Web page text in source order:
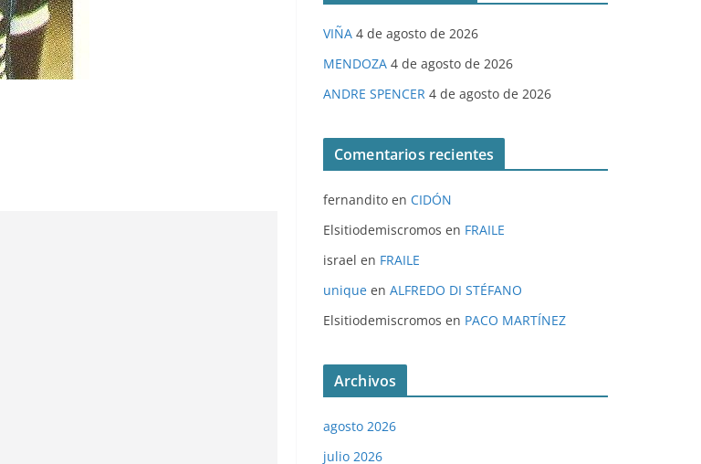
VIÑA 4 de agosto de 2026
MENDOZA 4 de agosto de 2026
ANDRE SPENCER 4 de agosto de 2026
Comentarios recientes
fernandito en CIDÓN
Elsitiodemiscromos en FRAILE
israel en FRAILE
unique en ALFREDO DI STÉFANO
Elsitiodemiscromos en PACO MARTÍNEZ
Archivos
agosto 2026
julio 2026